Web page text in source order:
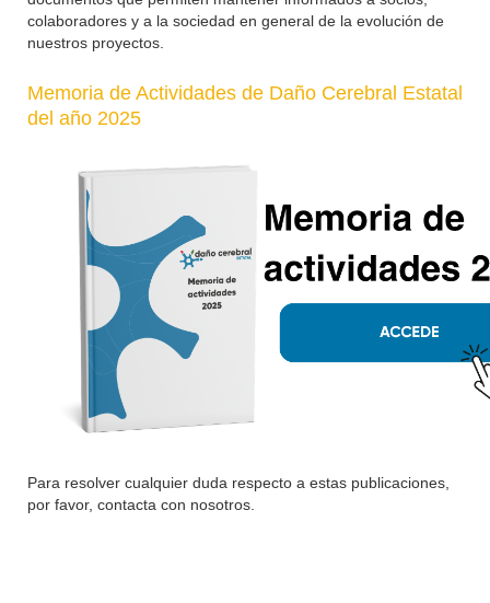
colaboradores y a la sociedad en general de la evolución de
nuestros proyectos.
Memoria de Actividades de Daño Cerebral Estatal
del año 2025
Para resolver cualquier duda respecto a estas publicaciones,
por favor, contacta con nosotros.